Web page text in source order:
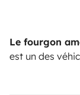
Le fourgon
est un des